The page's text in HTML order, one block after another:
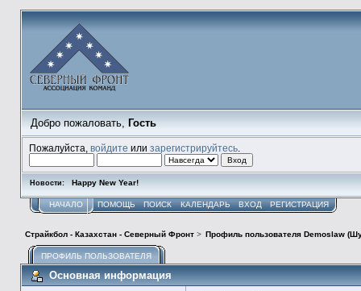
Добро пожаловать, Гость
Пожалуйста, войдите или зарегистрируйтесь.
Новости: Happy New Year!
НАЧАЛО ПОМОЩЬ ПОИСК КАЛЕНДАРЬ ВХОД РЕГИСТРАЦИЯ
Страйкбол - Казахстан - Северный Фронт> Профиль пользователя Demoslaw
ПРОФИЛЬ ПОЛЬЗОВАТЕЛЯ
Основная информация